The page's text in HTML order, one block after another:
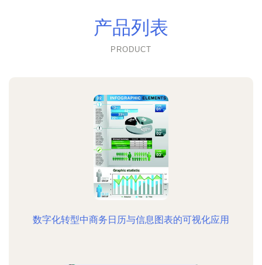
产品列表
PRODUCT
数字化转型中商务日历与信息图表的可视化应用